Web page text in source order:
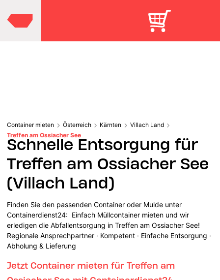
Container mieten Österreich Kärnten
Villach Land
Treffen am Ossiacher See
Schnelle Entsorgung für
Treffen am Ossiacher See
(Villach Land)
Finden Sie den passenden Container oder Mulde unter
Containerdienst24: Einfach Müllcontainer mieten und wir
erledigen die Abfallentsorgung in Treffen am Ossiacher See!
Regionale Ansprechpartner · Kompetent · Einfache Entsorgung ·
Abholung & Lieferung
Jetzt Container mieten für Treffen am